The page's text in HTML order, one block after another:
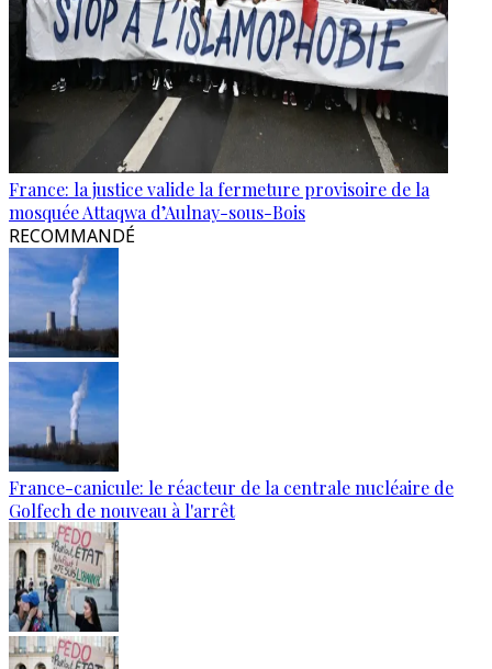
France: la justice valide la fermeture provisoire de la
mosquée Attaqwa d’Aulnay-sous-Bois
RECOMMANDÉ
France-canicule: le réacteur de la centrale nucléaire de
Golfech de nouveau à l'arrêt